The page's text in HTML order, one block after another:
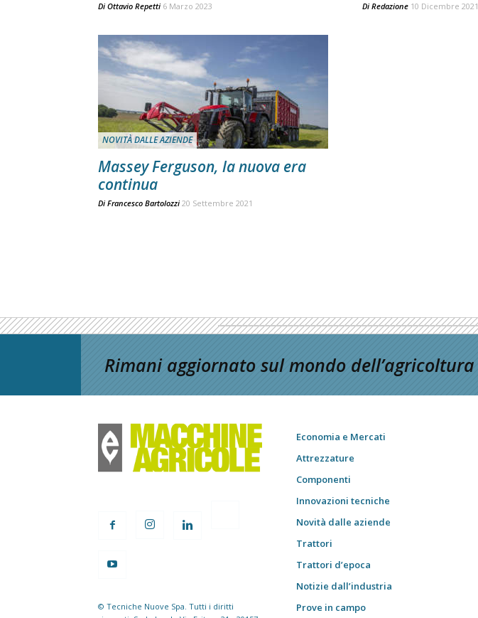
Di Ottavio Repetti 6 Marzo 2023 Di Redazione 10 Dicembre 2021
NOVITÀ DALLE AZIENDE
Massey Ferguson, la nuova era
continua
Di Francesco Bartolozzi 20 Settembre 2021
Rimani aggiornato sul mondo dell’agricoltura
© Tecniche Nuove Spa. Tutti i diritti
Economia e Mercati
Attrezzature
Componenti
Innovazioni tecniche
Novità dalle aziende
Trattori
Trattori d’epoca
Notizie dall’industria
Prove in campo